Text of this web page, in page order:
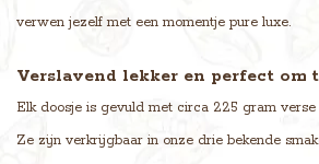
verwen jezelf met een momentje pure luxe.
Verslavend lekker en perfect om
Elk doosje is gevuld met circa 225 gram verse
Ze zijn verkrijgbaar in onze drie bekende